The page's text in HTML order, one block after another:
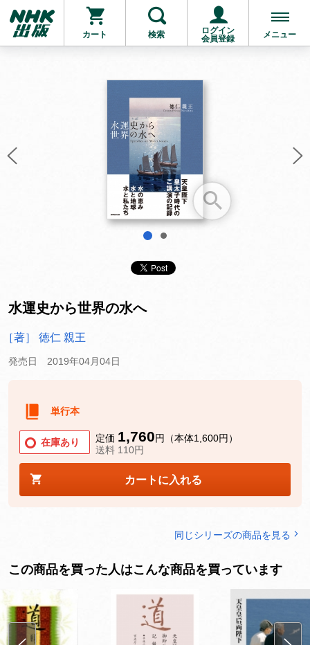
カート 検索
ログイン
会員登録
メニュー
お支払いに進む
他にも商品を買う
1
水運史から世界の水へ
［著］ 徳仁 親王
発売日 2019年04月04日
単行本
在庫あり 定価 1,760円（本体1,600円）
送料 110円
カートに入れる
同じシリーズの商品を見る
この商品を買った人はこんな商品を買っています